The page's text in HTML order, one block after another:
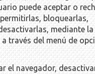
puede aceptar o
bloquearlas,
mediante la
través del menú de
el navegador,